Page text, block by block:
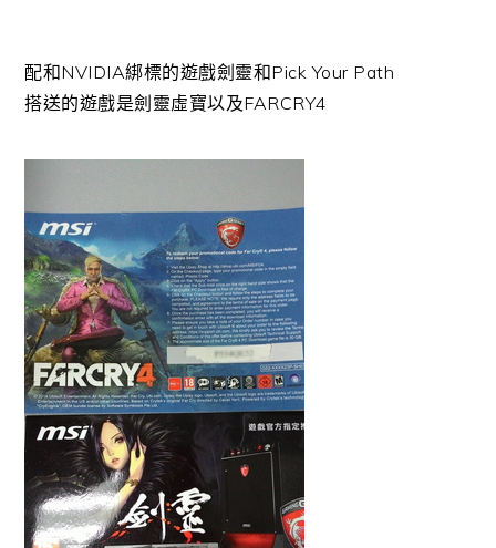
配和NVIDIA綁標的遊戲劍靈和Pick Your Path
搭送的遊戲是劍靈虛寶以及FARCRY4